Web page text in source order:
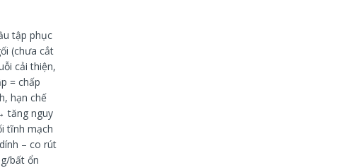
tập phục
(chưa cắt
cải thiện,
hạn chế
tăng nguy
tĩnh mạch
– co rút
bất ổn